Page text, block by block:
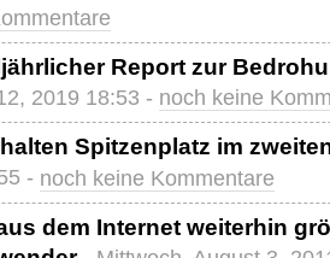
Report zur
2019 18:53 - noch keine
Spitzenplatz im
- noch keine Kommentare
dem Internet weiterhin